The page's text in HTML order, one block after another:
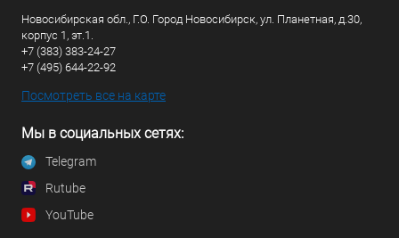
Новосибирская обл., Г.О. Город Новосибирск, ул. Планетная, д.30,
корпус 1, эт.1.
+7 (383) 383-24-27
+7 (495) 644-22-92
Посмотреть все на карте
Мы в социальных сетях:
Telegram
Rutube
YouTube